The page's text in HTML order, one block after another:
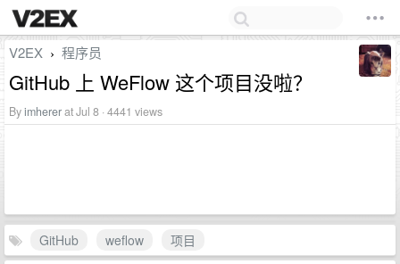
V2EX › 程序员
GitHub 上 WeFlow 这个项目没啦？
Byimhererat Jul 8 · 4441 views
GitHub weflow
项目